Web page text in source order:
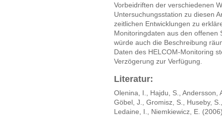
Vorbeidriften der verschiedenen
Untersuchungsstation zu diesen
zeitlichen Entwicklungen zu
Monitoringdaten aus den offenen
würde auch die Beschreibung
Daten des HELCOM-Monitoring
Verzögerung zur Verfügung.
Literatur:
Olenina, I., Hajdu, S., Andersson,
Göbel, J., Gromisz, S., Huseby,
Ledaine, I., Niemkiewicz, E.